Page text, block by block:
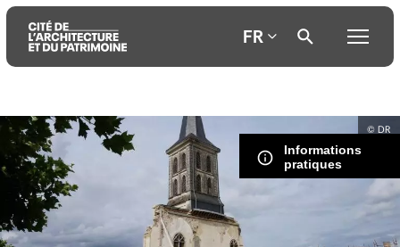
Aller
au
contenu
principal
Aller
au
menu
principal
Aller
la
recherche
FR
Informations
pratiques
© DR